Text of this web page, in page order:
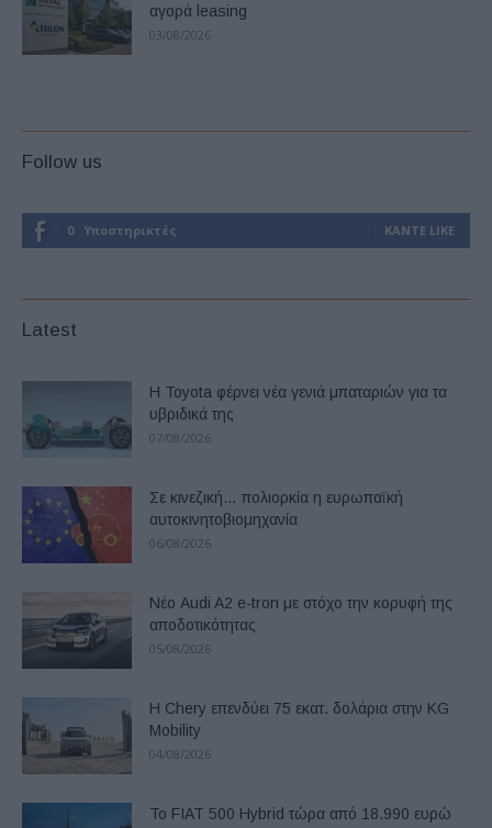
αγορά leasing
03/08/2026
Follow us
0 Υποστηρικτές ΚΆΝΤΕ LIKE
Latest
Η Toyota φέρνει νέα γενιά μπαταριών για τα
υβριδικά της
07/08/2026
Σε κινεζική… πολιορκία η ευρωπαϊκή
αυτοκινητοβιομηχανία
06/08/2026
Νέο Audi A2 e-tron με στόχο την κορυφή της
αποδοτικότητας
05/08/2026
Η Chery επενδύει 75 εκατ. δολάρια στην KG
Mobility
04/08/2026
Το FIAT 500 Hybrid τώρα από 18.990 ευρώ